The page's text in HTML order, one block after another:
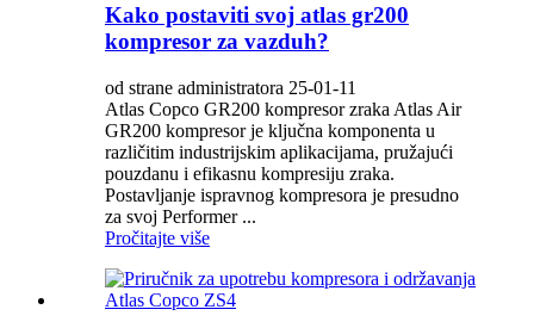
Kako postaviti svoj atlas gr200
kompresor za vazduh?
od strane administratora 25-01-11
Atlas Copco GR200 kompresor zraka Atlas Air
GR200 kompresor je ključna komponenta u
različitim industrijskim aplikacijama, pružajući
pouzdanu i efikasnu kompresiju zraka.
Postavljanje ispravnog kompresora je presudno
za svoj Performer ...
Pročitajte više